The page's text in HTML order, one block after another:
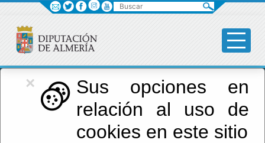
×
Sus opciones en
relación al uso de
cookies en este sitio
Diputación
Menú Diputación
Buscar